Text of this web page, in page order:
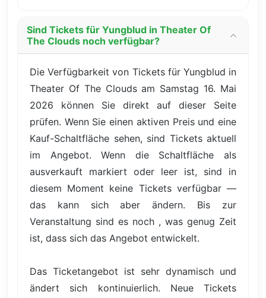
Sind Tickets für Yungblud in Theater Of
The Clouds noch verfügbar?
Die Verfügbarkeit von Tickets für Yungblud in
Theater Of The Clouds am Samstag 16. Mai
2026 können Sie direkt auf dieser Seite
prüfen. Wenn Sie einen aktiven Preis und eine
Kauf-Schaltfläche sehen, sind Tickets aktuell
im Angebot. Wenn die Schaltfläche als
ausverkauft markiert oder leer ist, sind in
diesem Moment keine Tickets verfügbar —
das kann sich aber ändern. Bis zur
Veranstaltung sind es noch , was genug Zeit
ist, dass sich das Angebot entwickelt.
Das Ticketangebot ist sehr dynamisch und
ändert sich kontinuierlich. Neue Tickets